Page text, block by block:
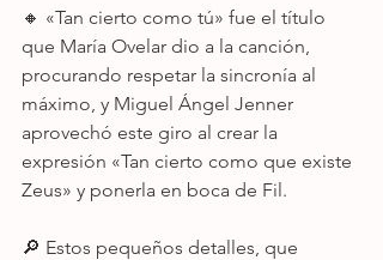
🔸 «Tan cierto como tú» fue el título
que María Ovelar dio a la canción,
procurando respetar la sincronía al
máximo, y Miguel Ángel Jenner
aprovechó este giro al crear la
expresión «Tan cierto como que existe
Zeus» y ponerla en boca de Fil.
🔎 Estos pequeños detalles, que